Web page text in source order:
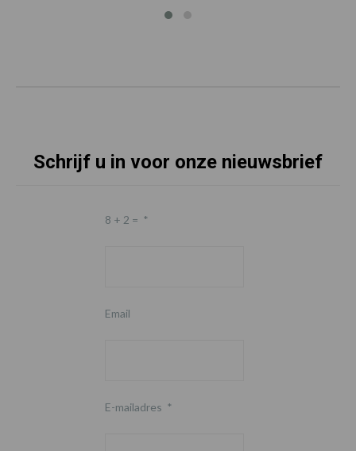
Schrijf u in voor onze nieuwsbrief
8 + 2 = *
Email
E-mailadres *